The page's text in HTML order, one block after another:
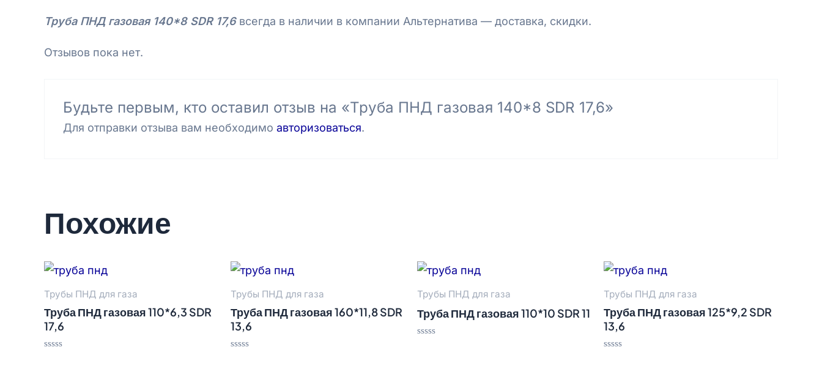
Труба ПНД газовая 140*8 SDR 17,6 всегда в наличии в компании Альтернатива — доставка, скидки.
Отзывов пока нет.
Будьте первым, кто оставил отзыв на «Труба ПНД газовая 140*8 SDR 17,6»
Для отправки отзыва вам необходимоавторизоваться.
Похожие
Трубы ПНД для газа
Труба ПНД газовая 110*6,3 SDR
17,6
Трубы ПНД для газа
Труба ПНД газовая 160*11,8 SDR
13,6
Трубы ПНД для газа
Труба ПНД газовая 110*10 SDR 11
Трубы ПНД для газа
Труба ПНД газовая 125*9,2 SDR
13,6